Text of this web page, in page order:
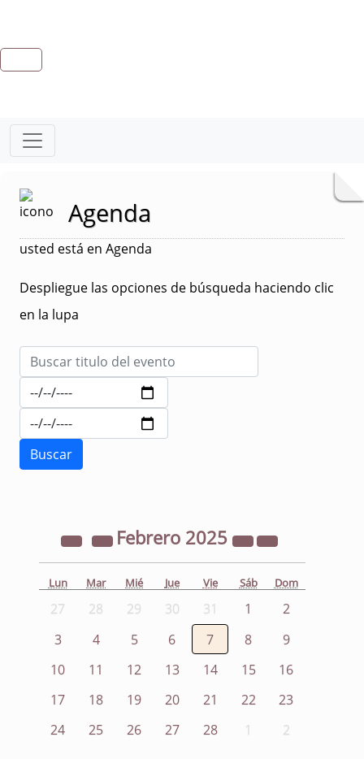
Agenda
usted está en Agenda
Despliegue las opciones de búsqueda haciendo clic
en la lupa
Febrero 2025
Lun Mar Mié Jue Vie Sáb Dom
27 28 29 30 31 1
2
3
4 5 6 7 8
9
10
11 12 13 14 15
16
17
18 19 20 21 22
23
24
25 26 27 28 1 2